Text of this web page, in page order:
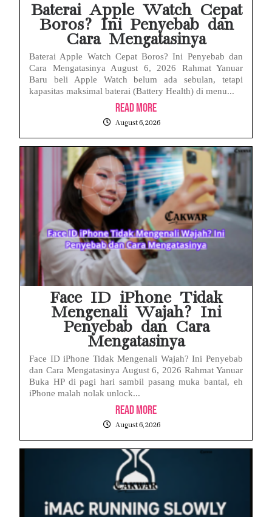
Baterai Apple Watch Cepat
Boros? Ini Penyebab dan
Cara Mengatasinya
Baterai Apple Watch Cepat Boros? Ini Penyebab dan
Cara Mengatasinya August 6, 2026 Rahmat Yanuar
Baru beli Apple Watch belum ada sebulan, tetapi
kapasitas maksimal baterai (Battery Health) di menu...
Read More
August 6, 2026
Face ID iPhone Tidak
Mengenali Wajah? Ini
Penyebab dan Cara
Mengatasinya
Face ID iPhone Tidak Mengenali Wajah? Ini Penyebab
dan Cara Mengatasinya August 6, 2026 Rahmat Yanuar
Buka HP di pagi hari sambil pasang muka bantal, eh
iPhone malah nolak unlock...
Read More
August 6, 2026